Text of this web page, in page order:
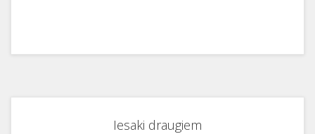
Iesaki draugiem